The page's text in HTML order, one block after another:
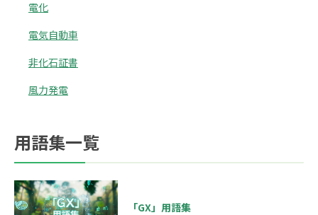
電化
電気自動車
非化石証書
風力発電
用語集一覧
「GX」用語集